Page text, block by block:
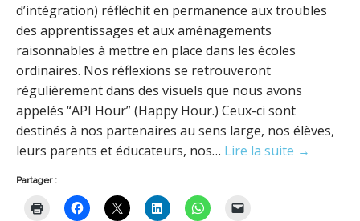
d’intégration) réfléchit en permanence aux troubles
des apprentissages et aux aménagements
raisonnables à mettre en place dans les écoles
ordinaires. Nos réflexions se retrouveront
régulièrement dans des visuels que nous avons
appelés “API Hour” (Happy Hour.) Ceux-ci sont
destinés à nos partenaires au sens large, nos élèves,
leurs parents et éducateurs, nos… Lire la suite →
Partager :